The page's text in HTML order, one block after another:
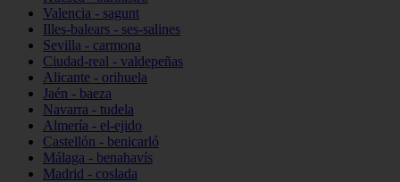
Valencia - sagunt
Illes-balears - ses-salines
Sevilla - carmona
Ciudad-real - valdepeñas
Alicante - orihuela
Jaén - baeza
Navarra - tudela
Almería - el-ejido
Castellón - benicarló
Málaga - benahavís
Madrid - coslada